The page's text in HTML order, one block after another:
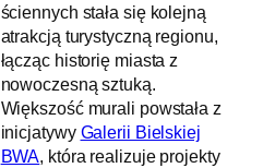
ściennych stała się kolejną
atrakcją turystyczną regionu,
łącząc historię miasta z
nowoczesną sztuką.
Większość murali powstała z
inicjatywy Galerii Bielskiej
BWA, która realizuje projekty